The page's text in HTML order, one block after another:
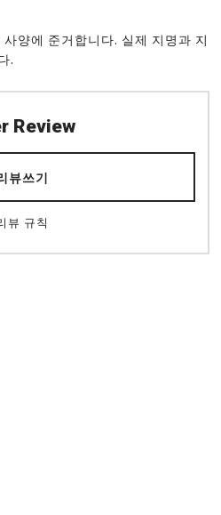
양에 준거합니다. 실제 지명과 지
.
Review
뷰쓰기
뷰 규칙